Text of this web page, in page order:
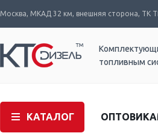
Москва, МКАД 32 км, внешняя сторона, ТК
топливным
КАТАЛОГ